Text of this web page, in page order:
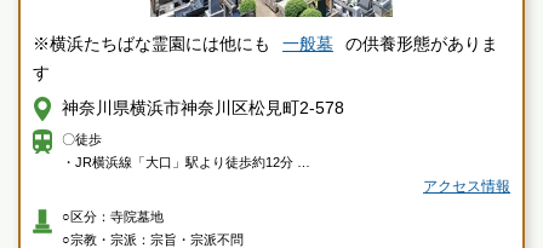
※横浜たちばな霊園には他にも 一般墓
の供養形態がありま
す
神奈川県横浜市神奈川区松見町2-578
〇徒歩
・JR横浜線「大口」駅より徒歩約12分
〇車
アクセス情報
○区分：寺院墓地
○宗教・宗派：宗旨・宗派不問